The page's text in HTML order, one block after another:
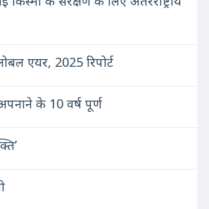
एयर, 2025 रिपोर्ट
के 10 वर्ष पूर्ण